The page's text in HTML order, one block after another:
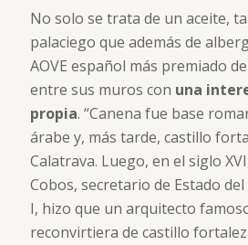
No solo se trata de un aceite,
palaciego que además de
AOVE español más premiado
entre sus muros con una
propia. “Canena fue base
árabe y, más tarde, castillo
Calatrava. Luego, en el siglo
Cobos, secretario de Estado
I, hizo que un arquitecto
reconvirtiera de castillo